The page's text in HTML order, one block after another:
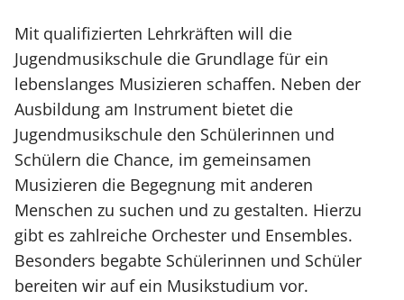
Mit qualifizierten Lehrkräften will die
Jugendmusikschule die Grundlage für ein
lebenslanges Musizieren schaffen. Neben der
Ausbildung am Instrument bietet die
Jugendmusikschule den Schülerinnen und
Schülern die Chance, im gemeinsamen
Musizieren die Begegnung mit anderen
Menschen zu suchen und zu gestalten. Hierzu
gibt es zahlreiche Orchester und Ensembles.
Besonders begabte Schülerinnen und Schüler
bereiten wir auf ein Musikstudium vor.